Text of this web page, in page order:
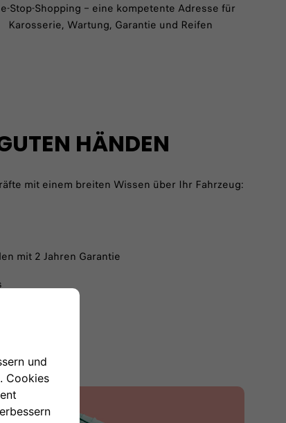
Stop-Shopping – eine kompetente Adresse für
Karosserie, Wartung, Garantie und Reifen
HÄNDEN
mit einem breiten Wissen über Ihr Fahrzeug:
mit 2 Jahren Garantie